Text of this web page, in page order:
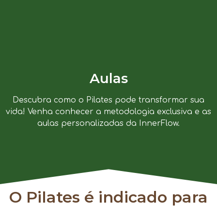
Aulas
Descubra como o Pilates pode transformar sua
vida! Venha conhecer a metodologia exclusiva e as
aulas personalizadas da InnerFlow.
O Pilates é indicado para